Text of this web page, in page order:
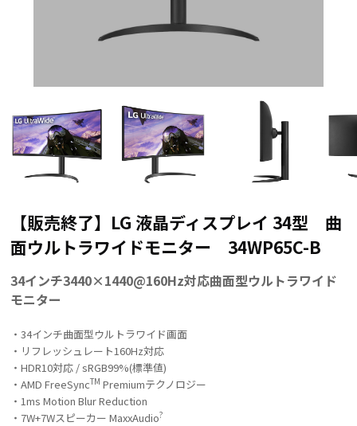
【販売終了】LG 液晶ディスプレイ 34型 曲
面ウルトラワイドモニター 34WP65C-B
34インチ3440×1440@160Hz対応曲面型ウルトラワイド
モニター
・34インチ曲面型ウルトラワイド画面
・リフレッシュレート160Hz対応
・HDR10対応 / sRGB99%(標準値)
・AMD FreeSyncTM Premiumテクノロジー
・1ms Motion Blur Reduction
・7W+7Wスピーカー MaxxAudio?